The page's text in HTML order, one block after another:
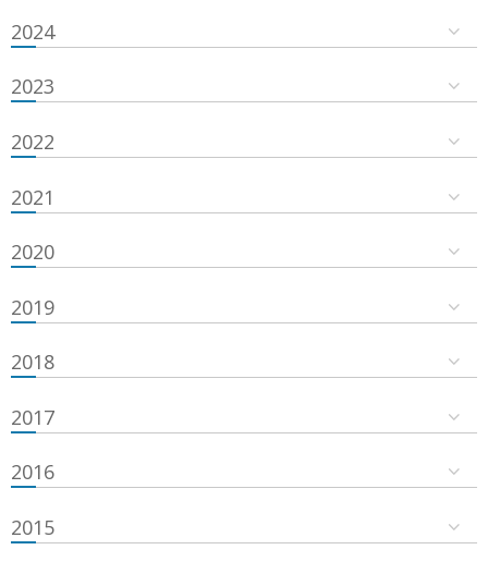
2024
2023
2022
2021
2020
2019
2018
2017
2016
2015